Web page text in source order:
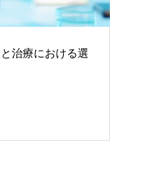
治療における選